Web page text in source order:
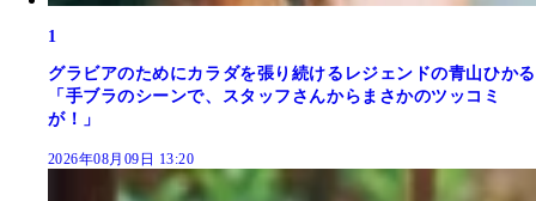
1
グラビアのためにカラダを張り続けるレジェンドの青山ひかる
「手ブラのシーンで、スタッフさんからまさかのツッコミ
が！」
2026年08月09日 13:20